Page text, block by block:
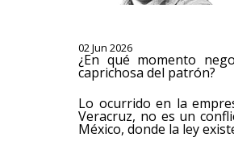
02 Jun 2026
¿En qué momento
caprichosa del patrón?
Lo ocurrido en la
Veracruz, no es un
México, donde la ley